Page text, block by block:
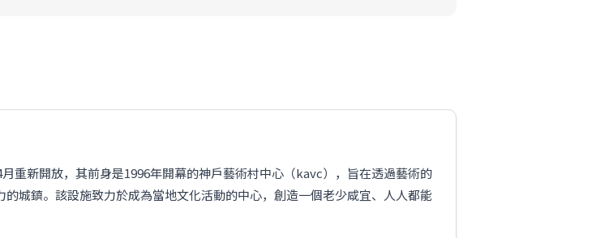
重新開放，其前身是1996年開幕的神戶藝術村中心（kavc），旨在透過藝術的
城鎮。該設施致力於成為當地文化活動的中心，創造一個老少咸宜、人人都能